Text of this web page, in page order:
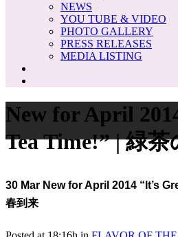
NEWS
YOU TUBE & VIDEO
PHOTO GALLERY
PRESS RELEASES
MEDIA LISTING
New for April
Tea Time!” | 緑
30 Mar New for April 2014 “It’s
春到来